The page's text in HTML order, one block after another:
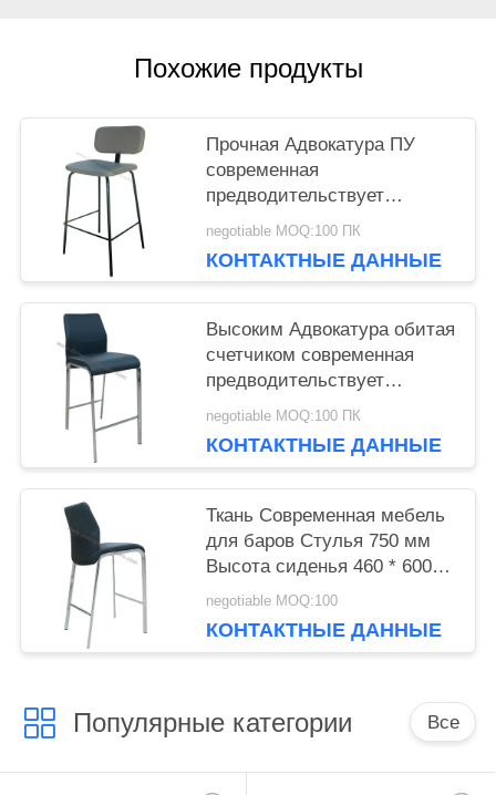
Похожие продукты
Прочная Адвокатура ПУ
современная
предводительствует
Эргономикал
сопротивление носки
дизайна
negotiable MOQ:100 ПК
КОНТАКТНЫЕ ДАННЫЕ
Высоким Адвокатура обитая
счетчиком современная
предводительствует
материал полиуретана
negotiable MOQ:100 ПК
КОНТАКТНЫЕ ДАННЫЕ
Ткань Современная мебель
для баров Стулья 750 мм
Высота сиденья 460 * 600 *
115 мм Размер
negotiable MOQ:100
КОНТАКТНЫЕ ДАННЫЕ
Популярные категории Все